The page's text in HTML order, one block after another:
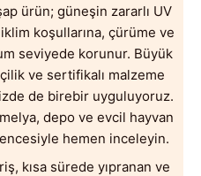
ürün; güneşin zararlı UV
koşullarına, çürüme ve
seviyede korunur. Büyük
ve sertifikalı malzeme
de birebir uyguluyoruz.
depo ve evcil hayvan
hemen inceleyin.
kısa sürede yıpranan ve